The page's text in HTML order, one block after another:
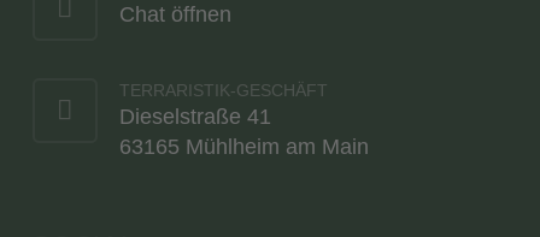
Chat öffnen
TERRARISTIK-GESCHÄFT
Dieselstraße 41
63165 Mühlheim am Main